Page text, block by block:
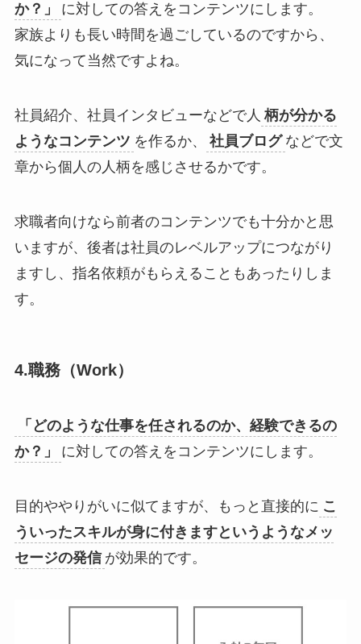
か？」
に対しての答えをコンテンツにします。
家族よりも長い時間を過ごしているのですから、
気になって当然ですよね。
社員紹介、社員インタビューなどで人 柄が分かる
ようなコンテンツ を作るか、 社員ブログ などで文
章から個人の人柄を感じさせるかです。
求職者向けなら前者のコンテンツでも十分かと思
いますが、後者は社員のレベルアップにつながり
ますし、指名依頼がもらえることもあったりしま
す。
4.職務（Work）
「どのような仕事を任されるのか、経験できるの
か？」
に対しての答えをコンテンツにします。
目的ややりがいに似てますが、もっと直接的に こ
ういったスキルが身に付きますというようなメッ
セージの発信 が効果的です。